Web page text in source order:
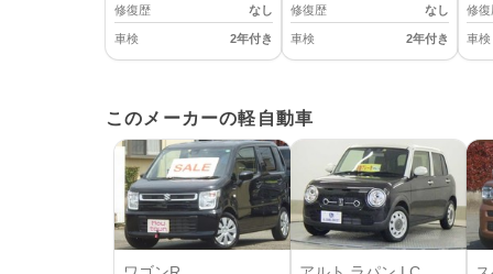
修復歴 なし
車検 2年付き
修復歴 なし
車検 2年付き
修復
車検
このメーカーの軽自動車